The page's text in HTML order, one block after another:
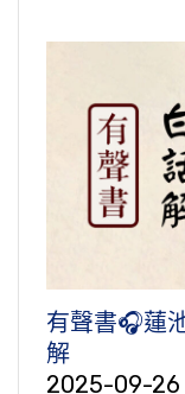
有聲書🎧蓮
解
2025-09-26